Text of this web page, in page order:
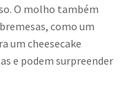
O molho também
como um
um cheesecake
e podem surpreender